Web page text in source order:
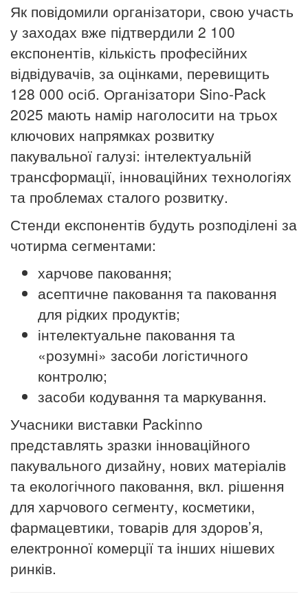
Як повідомили організатори, свою участь
у заходах вже підтвердили 2 100
експонентів, кількість професійних
відвідувачів, за оцінками, перевищить
128 000 осіб. Організатори Sino-Pack
2025 мають намір наголосити на трьох
ключових напрямках розвитку
пакувальної галузі: інтелектуальній
трансформації, інноваційних технологіях
та проблемах сталого розвитку.
Стенди експонентів будуть розподілені за
чотирма сегментами:
харчове паковання;
асептичне паковання та паковання
для рідких продуктів;
інтелектуальне паковання та
«розумні» засоби логістичного
контролю;
засоби кодування та маркування.
Учасники виставки Packinno
представлять зразки інноваційного
пакувального дизайну, нових матеріалів
та екологічного паковання, вкл. рішення
для харчового сегменту, косметики,
фармацевтики, товарів для здоров’я,
електронної комерції та інших нішевих
ринків.